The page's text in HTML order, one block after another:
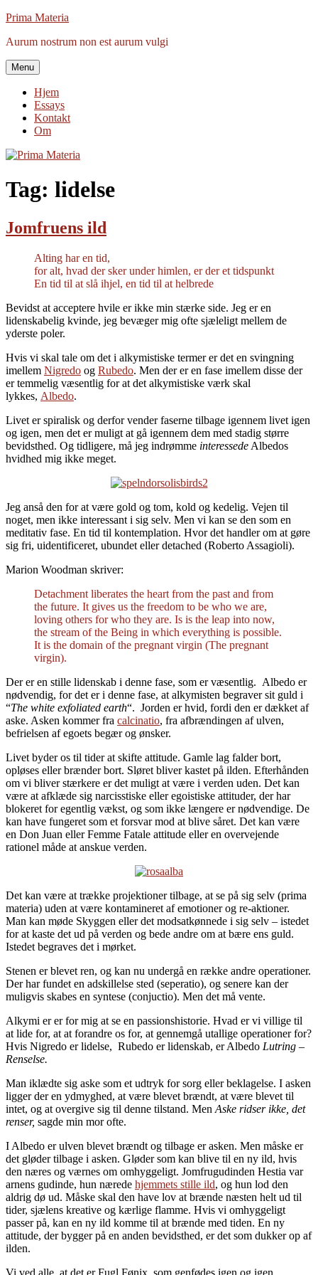
Videre
indhold
Prima Materia
Aurum nostrum non est aurum vulgi
Menu
Hjem
Essays
Kontakt
Om
Tag: lidelse
Jomfruens ild
Alting har en tid,
for alt, hvad der sker under himlen, er der et tidspunkt
En tid til at slå ihjel, en tid til at helbrede
Bevidst at acceptere hvile er ikke min stærke side. Jeg er en
lidenskabelig kvinde, jeg bevæger mig ofte sjæleligt mellem de
yderste poler.
Hvis vi skal tale om det i alkymistiske termer er det en svingning
imellem Nigredo og Rubedo. Men der er en fase imellem disse der
er temmelig væsentlig for at det alkymistiske værk skal
lykkes, Albedo.
Livet er spiralisk og derfor vender faserne tilbage igennem livet igen
og igen, men det er muligt at gå igennem dem med stadig større
bevidsthed. Og tidligere, må jeg indrømme interessede Albedos
hvidhed mig ikke meget.
Jeg anså den for at være gold og tom, kold og kedelig. Vejen til
noget, men ikke interessant i sig selv. Men vi kan se den som en
meditativ fase. En tid til kontemplation. Hvor det handler om at gøre
sig fri, uidentificeret, ubundet eller detached (Roberto Assagioli).
Marion Woodman skriver:
Detachment liberates the heart from the past and from
the future. It gives us the freedom to be who we are,
loving others for who they are. Is is the leap into now,
the stream of the Being in which everything is possible.
It is the domain of the pregnant virgin (The pregnant
virgin).
Der er en stille lidenskab i denne fase, som er væsentlig. Albedo er
nødvendig, for det er i denne fase, at alkymisten begraver sit guld i
“The white exfoliated earth“. Jorden er hvid, fordi den er dækket af
aske. Asken kommer fra calcinatio, fra afbrændingen af ulven,
befrielsen af egoets begær og ønsker.
Livet byder os til tider at skifte attitude. Gamle lag falder bort,
opløses eller brænder bort. Sløret bliver kastet på ilden. Efterhånden
om vi bliver stærkere er det muligt at være i verden uden. Det kan
være at afklæde sig narcisstiske eller egoistiske attituder, der har
blokeret for egentlig vækst, og som ikke længere er nødvendige. De
kan have fungeret som et forsvar mod at blive såret. Det kan være
en Don Juan eller Femme Fatale attitude eller en overvejende
rationel måde at anskue verden.
Det kan være at trække projektioner tilbage, at se på sig selv (prima
materia) uden at være kontamineret af emotioner og re-aktioner.
Man kan møde Skyggen eller det modsatkønnede i sig selv – istedet
for at kaste det ud på verden og bede andre om at bære ens guld.
Istedet begraves det i mørket.
Stenen er blevet ren, og kan nu undergå en række andre operationer.
Der har fundet en adskillelse sted (seperatio), og senere kan der
muligvis skabes en syntese (conjuctio). Men det må vente.
Alkymi er er for mig at se en passionshistorie. Hvad er vi villige til
at lide for, at at forandre os for, at gennemgå utallige operationer for?
Hvis Nigredo er lidelse, Rubedo er lidenskab, er Albedo Lutring –
Renselse.
Man iklædte sig aske som et udtryk for sorg eller beklagelse. I asken
ligger der en ydmyghed, at være blevet brændt, at være blevet til
intet, og at overgive sig til denne tilstand. Men Aske ridser ikke, det
renser, sagde min mor ofte.
I Albedo er ulven blevet brændt og tilbage er asken. Men måske er
det gløder tilbage i asken. Gløder som kan blive til en ny ild, hvis
den næres og værnes om omhyggeligt. Jomfrugudinden Hestia var
arnens gudinde, hun nærede hjemmets stille ild, og hun lod den
aldrig dø ud. Måske skal den have lov at brænde næsten helt ud til
tider, sjælens kreative og kærlige flamme. Hvis vi omhyggeligt
passer på, kan en ny ild komme til at brænde med tiden. En ny
attitude, der bygger på en anden bevidsthed, er det som dukker op af
ilden.
Vi ved alle, at det er Fugl Fønix, som genfødes igen og igen.